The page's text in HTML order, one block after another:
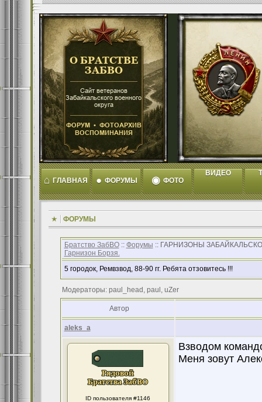
⌂ ГЛАВНАЯ ● ФОРУМЫ ◉ ФОТО
ВИДЕО
ФОРУМЫ
Братство ЗабВО:: Форумы :: ГАРНИЗОНЫ
Гарнизон Борзя.
5 городок, Ремвзвод, 88-90 гг. Ребята отзовитесь !!!
Модераторы: paul_head, paul, uZer
Автор
aleks_a
ID пользователя #1146
Взводом
Меня зовут